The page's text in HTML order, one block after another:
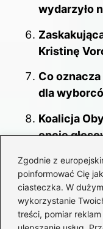
Zgodnie z
poinformować Cię
ciasteczka. W
wykorzystanie
treści, pomiar
wydarzyło
Kristinę
Co
dla
Koalicja
opcje
Koalicja
Co nowego
Koalicja z
co to